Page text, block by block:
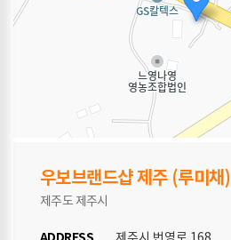
우보브랜드샵 제주(루미채)
제주도 제주시